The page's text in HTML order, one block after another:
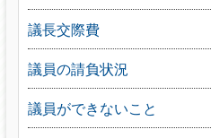
議長交際費
議員の請負状況
議員ができないこと